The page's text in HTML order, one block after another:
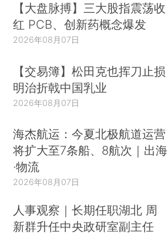
【大盘脉搏】三大股指震荡收
红 PCB、创新药概念爆发
2026年08月07日
【交易簿】松田克也挥刀止损
明治折戟中国乳业
2026年08月07日
海杰航运：今夏北极航道运营
将扩大至7条船、8航次｜出海
·物流
2026年08月07日
人事观察｜长期任职湖北 周
新群升任中央政研室副主任